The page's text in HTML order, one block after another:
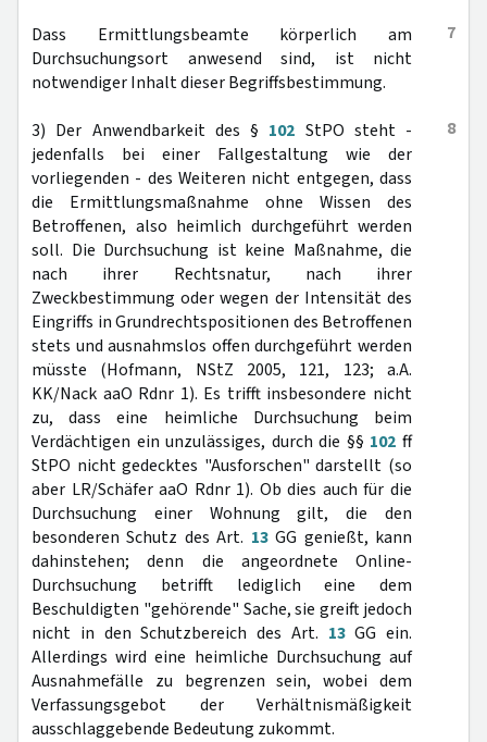
7
Dass Ermittlungsbeamte körperlich am
Durchsuchungsort anwesend sind, ist nicht
notwendiger Inhalt dieser Begriffsbestimmung.
8
3) Der Anwendbarkeit des § 102 StPO steht -
jedenfalls bei einer Fallgestaltung wie der
vorliegenden - des Weiteren nicht entgegen, dass
die Ermittlungsmaßnahme ohne Wissen des
Betroffenen, also heimlich durchgeführt werden
soll. Die Durchsuchung ist keine Maßnahme, die
nach ihrer Rechtsnatur, nach ihrer
Zweckbestimmung oder wegen der Intensität des
Eingriffs in Grundrechtspositionen des Betroffenen
stets und ausnahmslos offen durchgeführt werden
müsste (Hofmann, NStZ 2005, 121, 123; a.A.
KK/Nack aaO Rdnr 1). Es trifft insbesondere nicht
zu, dass eine heimliche Durchsuchung beim
Verdächtigen ein unzulässiges, durch die §§ 102 ff
StPO nicht gedecktes "Ausforschen" darstellt (so
aber LR/Schäfer aaO Rdnr 1). Ob dies auch für die
Durchsuchung einer Wohnung gilt, die den
besonderen Schutz des Art. 13GG genießt, kann
dahinstehen; denn die angeordnete Online-
Durchsuchung betrifft lediglich eine dem
Beschuldigten "gehörende" Sache, sie greift jedoch
nicht in den Schutzbereich des Art. 13GG ein.
Allerdings wird eine heimliche Durchsuchung auf
Ausnahmefälle zu begrenzen sein, wobei dem
Verfassungsgebot der Verhältnismäßigkeit
ausschlaggebende Bedeutung zukommt.